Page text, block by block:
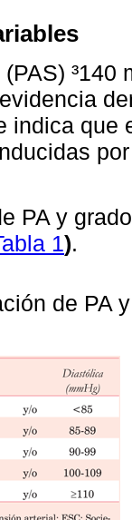
³140
indica que
PA y
1).
de PA